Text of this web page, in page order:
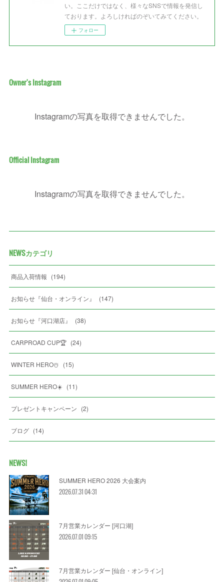
い。ここだけではなく、様々なSNSで情報を発信し
ております。よろしければのぞいてみてください。
フォロー
Owner's Instagram
Instagramの写真を取得できませんでした。
Official Instagram
Instagramの写真を取得できませんでした。
NEWSカテゴリ
商品入荷情報 (194)
お知らせ『仙台・オンライン』 (147)
お知らせ『河口湖店』 (38)
CARPROAD CUP🏆 (24)
WINTER HERO☃️ (15)
SUMMER HERO☀️ (11)
プレゼントキャンペーン (2)
ブログ (14)
NEWS!
SUMMER HERO 2026 大会案内
2026.07.31 04:31
7月営業カレンダー [河口湖]
2026.07.01 09:15
7月営業カレンダー [仙台・オンライン]